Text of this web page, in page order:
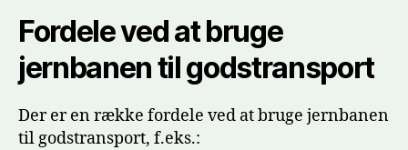
Fordele ved at bruge
jernbanen til godstransport
Der er en række fordele ved at bruge jernbanen
til godstransport, f.eks.: